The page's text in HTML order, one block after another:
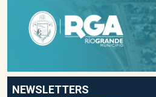
NEWSLETTERS